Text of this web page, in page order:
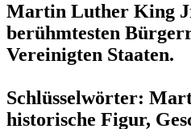
Martin Luther King
berühmtesten
Vereinigten Staaten.
Schlüsselwörter:
historische Figur,